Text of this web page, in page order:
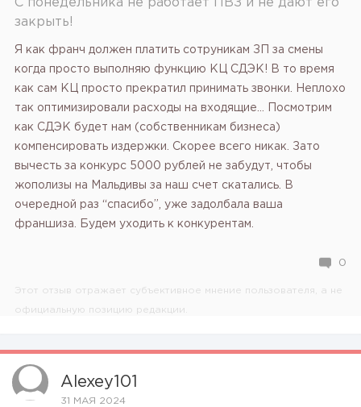
С понедельника не работает ПВЗ и не дают его
закрыть!
Я как франч должен платить сотруникам ЗП за смены
когда просто выполняю функцию КЦ СДЭК! В то время
как сам КЦ просто прекратил принимать звонки. Неплохо
так оптимизировали расходы на входящие… Посмотрим
как СДЭК будет нам (собственникам бизнеса)
компенсировать издержки. Скорее всего никак. Зато
вычесть за конкурс 5000 рублей не забудут, чтобы
жополизы на Мальдивы за наш счет скатались. В
очередной раз “спасибо”, уже задолбала ваша
франшиза. Будем уходить к конкурентам.
0
Этот отзыв отражает субъективное мнение пользователя, а не
официальную позицию редакции.
Alexey101
31 МАЯ 2024